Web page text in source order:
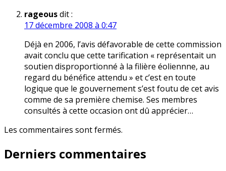
rageousdit :
17 décembre 2008 à 0:47
Déjà en 2006, l’avis défavorable de cette commission
avait conclu que cette tarification « représentait un
soutien disproportionné à la filière éoliennne, au
regard du bénéfice attendu » et c’est en toute
logique que le gouvernement s’est foutu de cet avis
comme de sa première chemise. Ses membres
consultés à cette occasion ont dû apprécier…
Les commentaires sont fermés.
Derniers commentaires